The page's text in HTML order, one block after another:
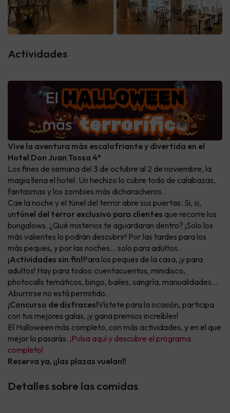
Actividades
Vive la aventura más escalofriante y divertida en el
Hotel Don Juan Tossa 4*
Los fines de semana del 3 de octubre al 2 de noviembre, la
magia llena el hotel. Un hechizo lo cubre todo de calabazas,
fantasmas y los zombies más dicharacheros.
Cae la noche y el túnel del terror abre sus puertas. Si, si,
untúnel del terror exclusivo para clientes que recorre los
bungalows. ¿Qué misterios te aguardaran dentro? ¡Solo los
más valientes lo podrán descubrir! Por las tardes para los
más peques, y por las noches... solo para adultos.
¡Actividades sin fin!Para los peques de la casa, ¡y para
adultos! Hay para todos: cuentacuentos, minidisco,
photocalls temáticos, bingo, bailes, sangría, manualidades...
Aburrirse no está permitido.
¡Concurso de disfraces!Vístete para la ocasión, participa
con tus mejores galas, ¡y gana premios increíbles!
El Halloween más completo, con más actividades, y en el que
mejor lo pasarás. ¡Pulsa aquí y descubre el programa
completo!
Reserva ya, ¡¡las plazas vuelan!!
Detalles sobre las comidas